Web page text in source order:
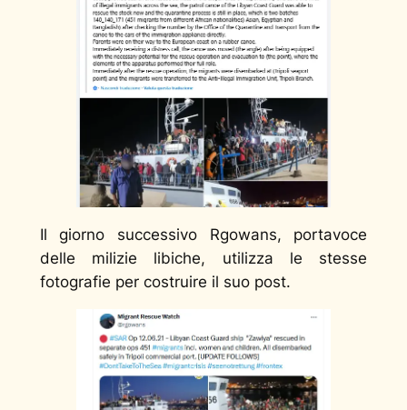
Il giorno successivo Rgowans, portavoce
delle milizie libiche, utilizza le stesse
fotografie per costruire il suo post.